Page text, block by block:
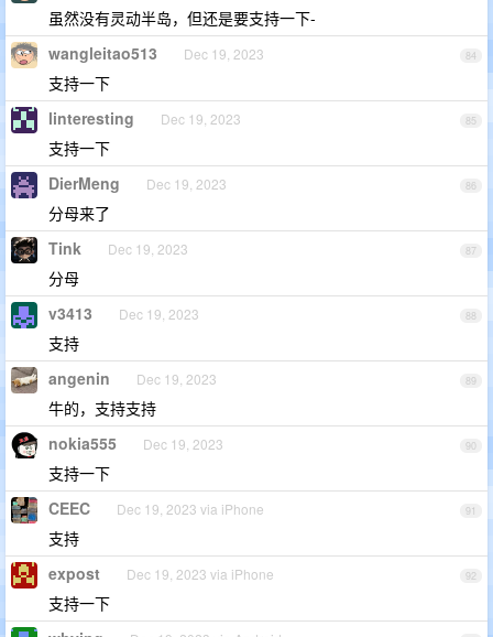
虽然没有灵动半岛，但还是要支持一下-
84
wangleitao513 Dec 19, 2023
支持一下
85
linteresting Dec 19, 2023
支持一下
86
DierMeng Dec 19, 2023
分母来了
87
Tink Dec 19, 2023
分母
88
v3413 Dec 19, 2023
支持
89
angenin Dec 19, 2023
牛的，支持支持
90
nokia555 Dec 19, 2023
支持一下
91
CEEC Dec 19, 2023 via iPhone
支持
92
expost Dec 19, 2023 via iPhone
支持一下